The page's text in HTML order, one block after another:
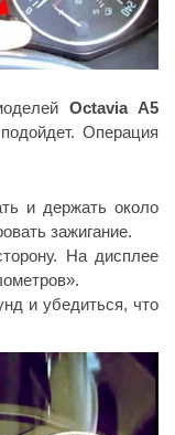
Octavia A5
Операция
и держать около
зажигание.
На дисплее
и убедиться, что